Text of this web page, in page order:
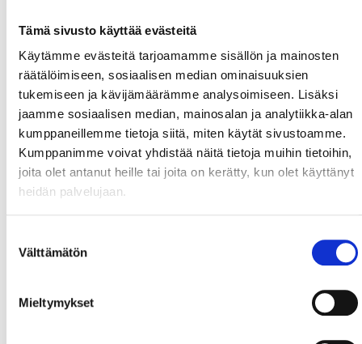
Tämä sivusto käyttää evästeitä
Käytämme evästeitä tarjoamamme sisällön ja mainosten
räätälöimiseen, sosiaalisen median ominaisuuksien
tukemiseen ja kävijämäärämme analysoimiseen. Lisäksi
jaamme sosiaalisen median, mainosalan ja analytiikka-alan
kumppaneillemme tietoja siitä, miten käytät sivustoamme.
Kumppanimme voivat yhdistää näitä tietoja muihin tietoihin,
joita olet antanut heille tai joita on kerätty, kun olet käyttänyt
heidän palvelujaan.
valinta
Välttämätön
Mieltymykset
peräisin vanhasta Old Traffordin kylästä, joka
yhdistyi Manchesteriin.
Suosittelemme saapumaan stadionille puoli
tuntia ennen Manchester United -ottelun
alkua.
Old Trafford -
suosittele tätä. Stadionilla pysäköinti on